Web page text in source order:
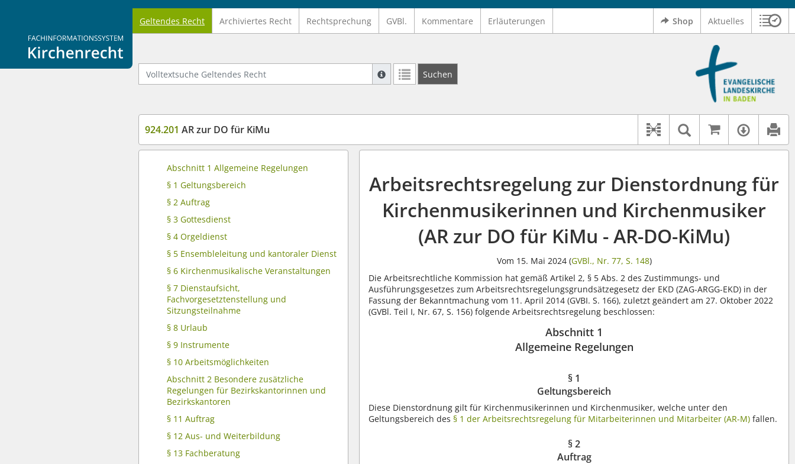
Logo Fachinformationssystem Kirchenrecht
Geltendes Recht Archiviertes Recht Rechtsprechung GVBl. Kommentare Erläuterungen Shop Aktuelles
Volltextsuche Geltendes Recht
Suche mit Platzhalter "*", Bsp. Pfarrer*, findet auch: "Pfarrerinitiative" oder "Pfarrerausschuss".
Suchen
924.201 AR zur DO für KiMu
Dokument-Beziehungen
Textsuche im
Auf
Abschnitt 1 Allgemeine Regelungen
§ 1 Geltungsbereich
§ 2 Auftrag
§ 3 Gottesdienst
§ 4 Orgeldienst
§ 5 Ensembleleitung und kantoraler Dienst
§ 6 Kirchenmusikalische Veranstaltungen
§ 7 Dienstaufsicht,
Fachvorgesetztenstellung und
Sitzungsteilnahme
§ 8 Urlaub
§ 9 Instrumente
§ 10 Arbeitsmöglichkeiten
Abschnitt 2 Besondere zusätzliche
Regelungen für Bezirkskantorinnen und
Bezirkskantoren
§ 11 Auftrag
§ 12 Aus- und Weiterbildung
§ 13 Fachberatung
Arbeitsrechtsregelung zur Dienstordnung für
Kirchenmusikerinnen und Kirchenmusiker
(AR zur DO für KiMu - AR-DO-KiMu)
Vom 15. Mai 2024 (GVBl., Nr. 77, S. 148)
Die Arbeitsrechtliche Kommission hat gemäß Artikel 2, § 5 Abs. 2 des Zustimmungs- und
Ausführungsgesetzes zum Arbeitsrechtsregelungsgrundsätzegesetz der EKD (ZAG-ARGG-EKD) in der
Fassung der Bekanntmachung vom 11. April 2014 (GVBI. S. 166), zuletzt geändert am 27. Oktober 2022
(GVBl. Teil I, Nr. 67, S. 156) folgende Arbeitsrechtsregelung beschlossen:
Abschnitt 1
Allgemeine Regelungen
§ 1
Geltungsbereich
Diese Dienstordnung gilt für Kirchenmusikerinnen und Kirchenmusiker, welche unter den
Geltungsbereich des § 1 der Arbeitsrechtsregelung für Mitarbeiterinnen und Mitarbeiter (AR-M) fallen.
§ 2
Auftrag